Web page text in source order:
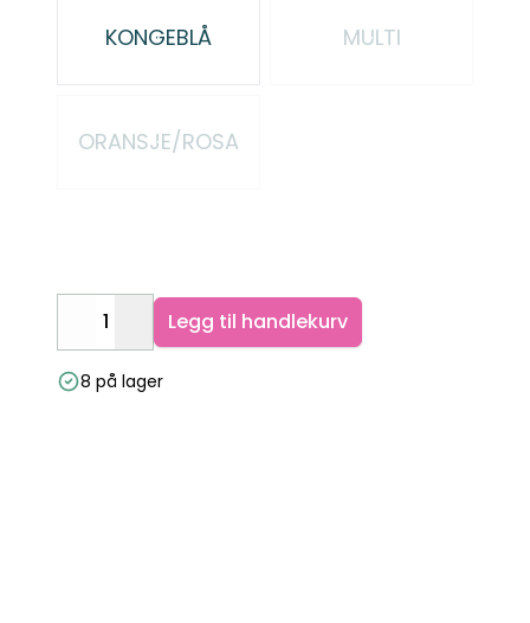
KONGEBLÅ MULTI
ORANSJE/ROSA
DecreaseIncrease
Legg til handlekurv
8 på lager